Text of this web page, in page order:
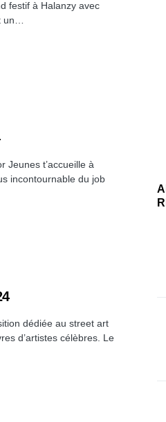
festif à Halanzy avec
un…
Jeunes t’accueille à
incontournable du job
dédiée au street art
d’artistes célèbres. Le